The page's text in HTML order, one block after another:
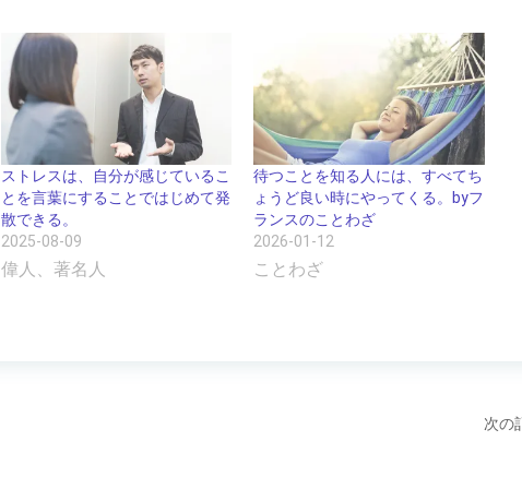
ストレスは、自分が感じているこ
とを言葉にすることではじめて発
散できる。
2025-08-09
偉人、著名人
待つことを知る人には、すべてち
ょうど良い時にやってくる。byフ
ランスのことわざ
2026-01-12
ことわざ
次の